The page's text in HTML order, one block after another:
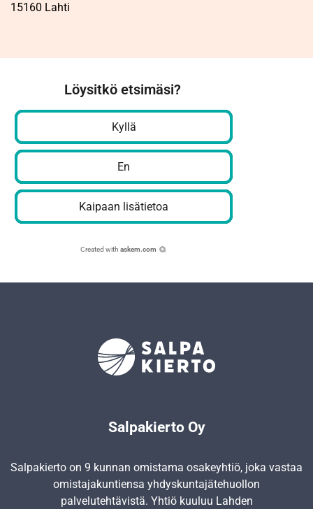
15160 Lahti
Löysitkö etsimäsi?
Kyllä
En
Kaipaan lisätietoa
Created with askem.com
Salpakierto Oy
Salpakierto on 9 kunnan omistama osakeyhtiö, joka vastaa
omistajakuntiensa yhdyskunta­jätehuollon
palvelutehtävistä. Yhtiö kuuluu Lahden